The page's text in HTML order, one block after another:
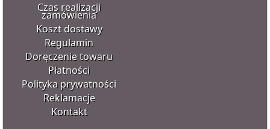
Czas realizacji
zamówienia
Koszt dostawy
Regulamin
Doręczenie towaru
Płatności
Polityka prywatności
Reklamacje
Kontakt